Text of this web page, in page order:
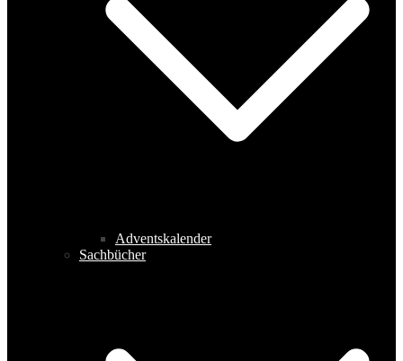
Adventskalender
Sachbücher